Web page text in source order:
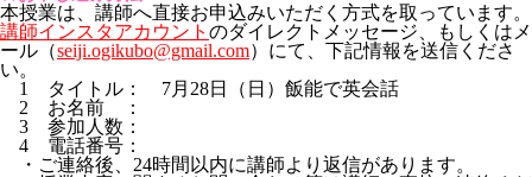
本授業は、講師へ直接お申込みいただく方式を取っています。
講師インスタアカウント のダイレクトメッセージ、もしくはメ
ール（seiji.ogikubo@gmail.com）にて、下記情報を送信くださ
い。
1 タイトル： 7月28日（日）飯能で英会話
2 お名前 ：
3 参加人数：
4 電話番号：
・ご連絡後、24時間以内に講師より返信があります。